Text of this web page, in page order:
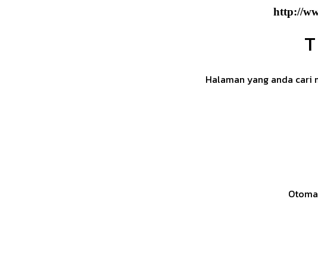
http://
Halaman yang anda